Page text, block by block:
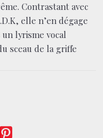
Contrastant avec
elle n’en dégage
lyrisme vocal
sceau de la griffe